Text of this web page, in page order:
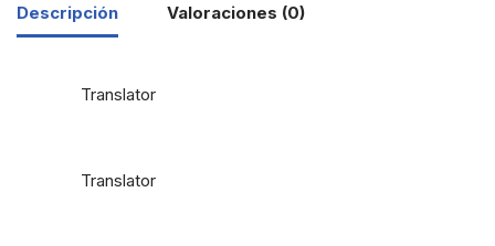
Descripción Valoraciones (0)
Translator
Translator